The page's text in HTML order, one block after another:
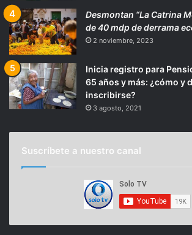
Desmontan “La Catrina
de 40 mdp de derrama
2 noviembre, 2023
Inicia registro para
65 años y más: ¿cómo y
inscribirse?
3 agosto, 2021
Suscríbete a nuestro canal